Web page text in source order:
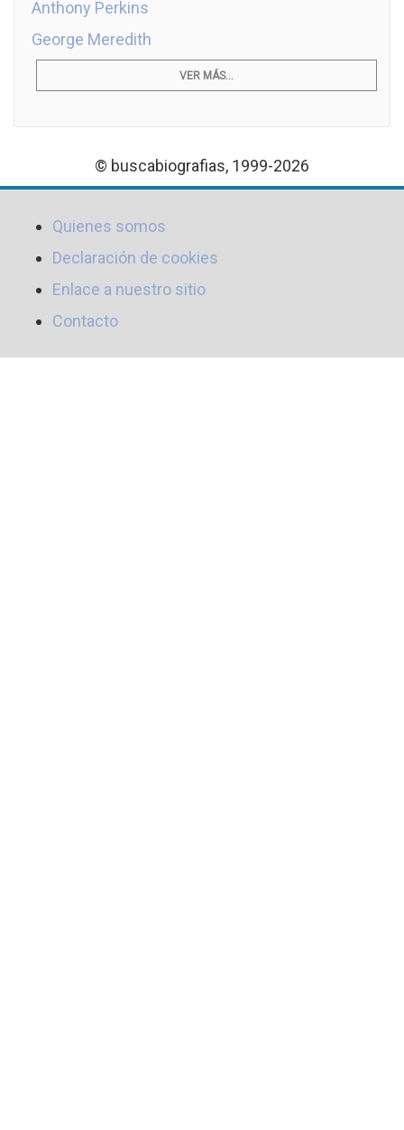
Anthony Perkins
George Meredith
VER MÁS...
© buscabiografias, 1999-2026
Quienes somos
Declaración de cookies
Enlace a nuestro sitio
Contacto